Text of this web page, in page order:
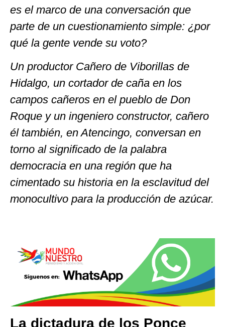
es el marco de una conversación que
parte de un cuestionamiento simple: ¿por
qué la gente vende su voto?
Un productor Cañero de Viborillas de
Hidalgo, un cortador de caña en los
campos cañeros en el pueblo de Don
Roque y un ingeniero constructor, cañero
él también, en Atencingo, conversan en
torno al significado de la palabra
democracia en una región que ha
cimentado su historia en la esclavitud del
monocultivo para la producción de azúcar.
La dictadura de los Ponce